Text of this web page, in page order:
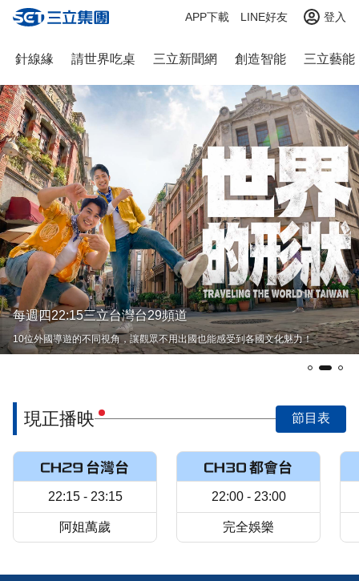
APP下載 LINE好友 登入
針線緣 請世界吃桌 三立新聞網 創造智能 三立藝能
每週一~週五20:00 三立台灣台29頻道
多彩城市，嚐盡百味。
現正播映 節目表
22:15 - 23:15
阿姐萬歲
22:00 - 23:00
完全娛樂